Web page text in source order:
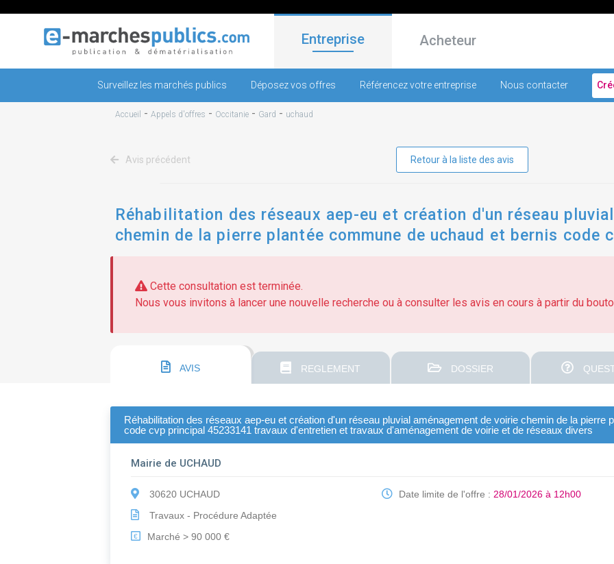
Entreprise Acheteur
Surveillez les marchés publics Déposez vos offres Référencez votre entreprise Nous contacter
Accueil - Appels d'offres - Occitanie - Gard - uchaud
Avis précédent Retour à la liste des avis
Réhabilitation des réseaux aep-eu et création d'un réseau
chemin de la pierre plantée commune de uchaud et bernis code
Cette consultation est terminée.
Nous vous invitons à lancer une nouvelle recherche ou à consulter les avis en cours à partir du
AVIS REGLEMENT DOSSIER
Réhabilitation des réseaux aep-eu et création d'un réseau pluvial aménagement de voirie chemin de la pierre
code cvp principal 45233141 travaux d'entretien et travaux d'aménagement de voirie et de réseaux divers
Mairie de UCHAUD
30620 UCHAUD
Travaux - Procédure Adaptée
€ Marché > 90 000 €
Date limite de l'offre : 28/01/2026 à 12h00